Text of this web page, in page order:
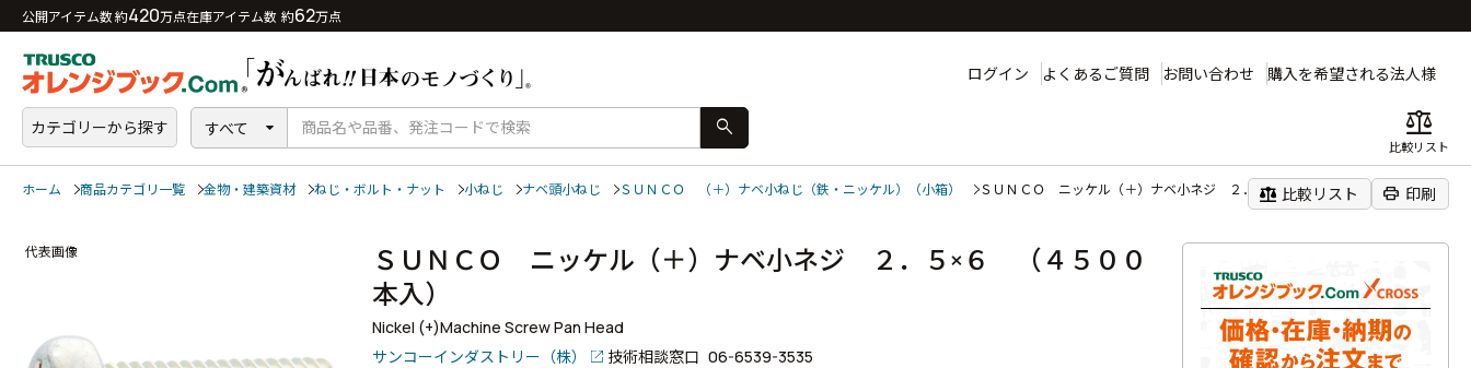
公開アイテム数 約420万点在庫アイテム数 約62万点
ログイン よくあるご質問 お問い合わせ 購入を希望される法人様
カテゴリーから探す すべて search balance
比較リスト
ホーム 商品カテゴリ一覧 金物・建築資材 ねじ・ボルト・ナット 小ねじ ナベ頭小ねじ ＳＵＮＣＯ （＋）ナベ小ねじ（鉄・ニッケル）（小箱） ＳＵＮＣＯ ニッケル（＋）ナベ小ネジ ２．５×６ （４５００本入）
balance 比較リスト print 印刷
代表画像
ＳＵＮＣＯ ニッケル（＋）ナベ小ネジ ２．５×６ （４５００
本入）
Nickel (+)Machine Screw Pan Head
サンコーインダストリー（株）
技術相談窓口 06-6539-3535